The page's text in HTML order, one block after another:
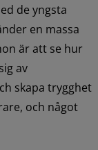
de yngsta
en massa
är att se hur
av
skapa trygghet
och något